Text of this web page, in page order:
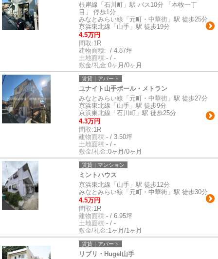
根岸線「石川町」駅 バス10分 「本牧一丁
目」 停歩1分
みなとみらい線「元町・中華街」駅 徒歩25分
京浜東北線「山手」駅 徒歩19分
4.5万円
間取:1R
建物面積:- / 4.87坪
土地面積:- / -
敷金/礼金:0ヶ月/0ヶ月
賃貸｜アパート
ユナイト山手ポール・メトラン
みなとみらい線「元町・中華街」駅 徒歩27分
京浜東北線「山手」駅 徒歩9分
京浜東北線「石川町」駅 徒歩25分
4.3万円
間取:1R
建物面積:- / 3.50坪
土地面積:- / -
敷金/礼金:0ヶ月/0ヶ月
賃貸｜マンション
ミントハウス
京浜東北線「山手」駅 徒歩12分
みなとみらい線「元町・中華街」駅 徒歩30分
4.5万円
間取:1R
建物面積:- / 6.95坪
土地面積:- / -
敷金/礼金:1ヶ月/1ヶ月
賃貸｜アパート
リブリ・Hugel山手